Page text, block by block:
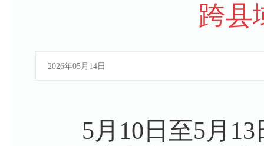
跨县
2026年05月14日
5月10日至5月13